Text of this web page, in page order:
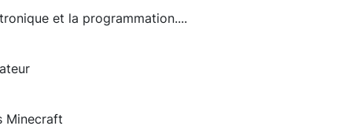
et la programmation....
Minecraft